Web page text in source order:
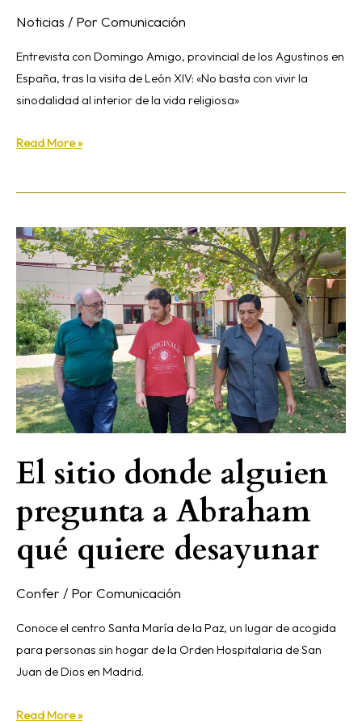
Noticias / Por Comunicación
Entrevista con Domingo Amigo, provincial de los Agustinos en
España, tras la visita de León XIV: «No basta con vivir la
sinodalidad al interior de la vida religiosa»
Read More »
El sitio donde alguien
pregunta a Abraham
qué quiere desayunar
Confer / Por Comunicación
Conoce el centro Santa María de la Paz, un lugar de acogida
para personas sin hogar de la Orden Hospitalaria de San
Juan de Dios en Madrid.
El
sitio
donde
alguien
pregunta
a
Abraham
qué
quiere
desayunar
Read More »